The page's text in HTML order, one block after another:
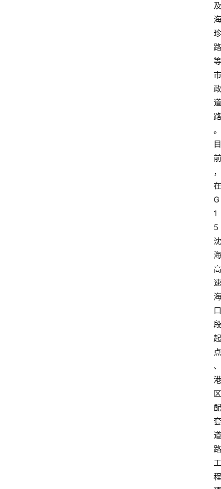
及
海
珍
路
等
市
政
道
路
。
目
前
，
在
G
1
5
沈
海
高
速
海
口
段
起
点
、
港
区
配
套
道
路
工
程